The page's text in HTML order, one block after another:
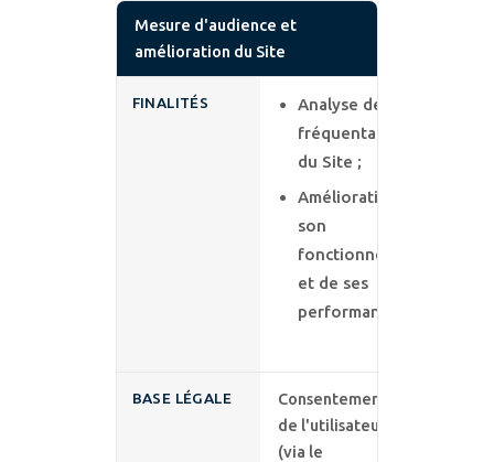
Mesure d'audience et
amélioration du Site
FINALITÉS
Analyse de la
fréquentation
du Site ;
Amélioration de
son
fonctionnement
et de ses
performances.
BASE LÉGALE
Consentement
de l'utilisateur
(via le